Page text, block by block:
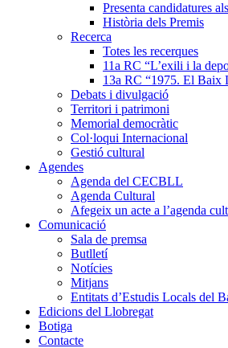
Presenta candidatures
Història dels Premis
Recerca
Totes les recerques
11a RC “L’exili i la
13a RC “1975. El Baix
Debats i divulgació
Territori i patrimoni
Memorial democràtic
Col·loqui Internacional
Gestió cultural
Agendes
Agenda del CECBLL
Agenda Cultural
Afegeix un acte a l’agenda
Comunicació
Sala de premsa
Butlletí
Notícies
Mitjans
Entitats d’Estudis Locals del
Edicions del Llobregat
Botiga
Contacte